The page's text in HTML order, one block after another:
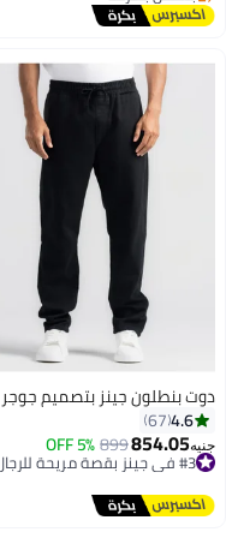
توصيل مجاني
بتخلّص بسرعة
4
دوت بنطلون جينز بتصميم جوجر
4.6
67
جنيه854.05
899
5% OFF #3 في جينز بقصة مريحة للرجال
أقل سعر في 30 يوم
بتخلّص بسرعة
تم بيع +10 مؤخرًا